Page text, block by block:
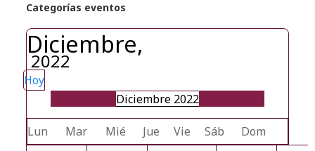
Categorías eventos
Diciembre,
2022
Hoy
Diciembre 2022
Lun Mar Mié Jue Vie Sáb Dom